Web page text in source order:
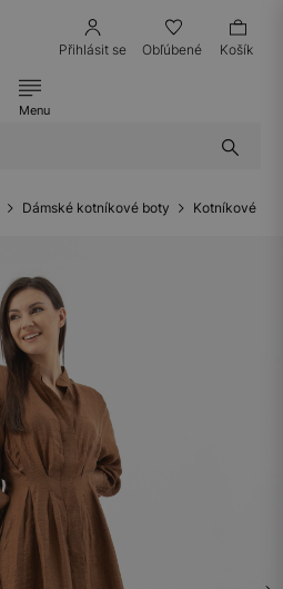
Přihlásit se Obľúbené Košík
Menu
Dámské kotníkové boty Kotníkové